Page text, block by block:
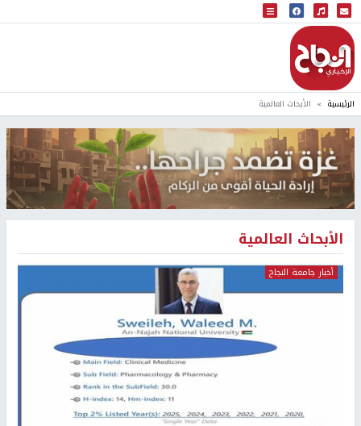
البث المباشر
إذاعة النجاح
الرئيسية الأبحاث العالمية
الأبحاث العالمية
أخبار جامعة النجاح